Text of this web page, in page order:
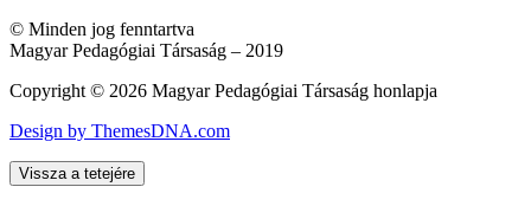
© Minden jog fenntartva
Magyar Pedagógiai Társaság – 2019
Copyright © 2026 Magyar Pedagógiai Társaság honlapja
Design by ThemesDNA.com
Vissza a tetejére